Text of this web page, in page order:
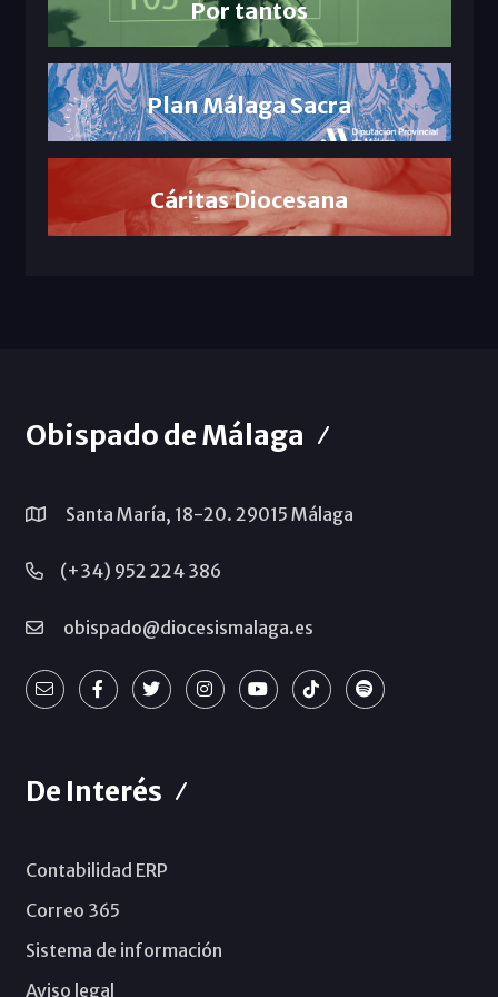
Por tantos
Plan Málaga Sacra
Cáritas Diocesana
Obispado de Málaga
Santa María, 18-20. 29015 Málaga
(+34) 952 224 386
obispado@diocesismalaga.es
De Interés
Contabilidad ERP
Correo 365
Sistema de información
Aviso legal